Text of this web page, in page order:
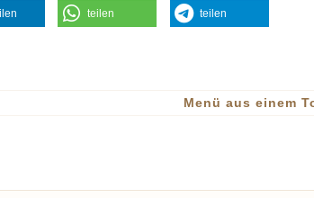
teilen teilen
Menü aus einem